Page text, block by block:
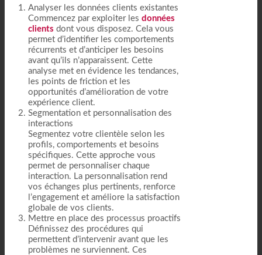
Analyser les données clients existantes
Commencez par exploiter les données
clients dont vous disposez. Cela vous
permet d’identifier les comportements
récurrents et d’anticiper les besoins
avant qu’ils n’apparaissent. Cette
analyse met en évidence les tendances,
les points de friction et les
opportunités d’amélioration de votre
expérience client.
Segmentation et personnalisation des
interactions
Segmentez votre clientèle selon les
profils, comportements et besoins
spécifiques. Cette approche vous
permet de personnaliser chaque
interaction. La personnalisation rend
vos échanges plus pertinents, renforce
l’engagement et améliore la satisfaction
globale de vos clients.
Mettre en place des processus proactifs
Définissez des procédures qui
permettent d’intervenir avant que les
problèmes ne surviennent. Ces